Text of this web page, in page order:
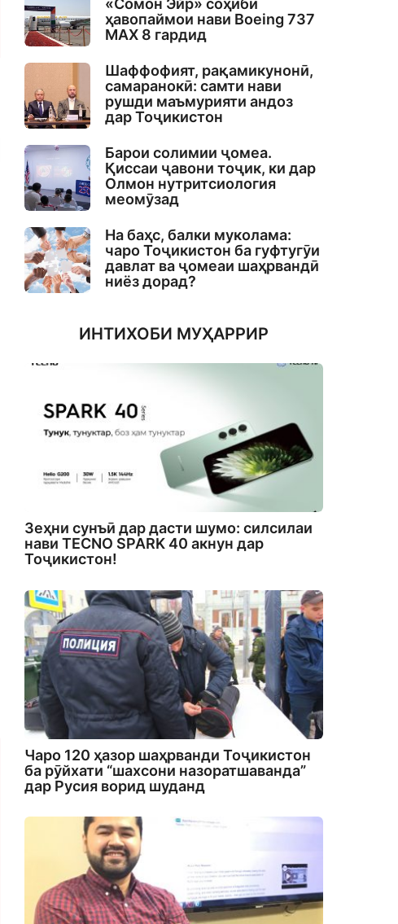
«Сомон Эйр» соҳиби
ҳавопаймои нави Boeing 737
MAX 8 гардид
Шаффофият, рақамикунонӣ,
самаранокӣ: самти нави
рушди маъмурияти андоз
дар Тоҷикистон
Барои солимии ҷомеа.
Қиссаи ҷавони тоҷик, ки дар
Олмон нутритсиология
меомӯзад
На баҳс, балки муколама:
чаро Тоҷикистон ба гуфтугӯи
давлат ва ҷомеаи шаҳрвандӣ
ниёз дорад?
ИНТИХОБИ МУҲАРРИР
Зеҳни сунъӣ дар дасти шумо: силсилаи
нави TECNO SPARK 40 акнун дар
Тоҷикистон!
Чаро 120 ҳазор шаҳрванди Тоҷикистон
ба рӯйхати “шахсони назоратшаванда”
дар Русия ворид шуданд